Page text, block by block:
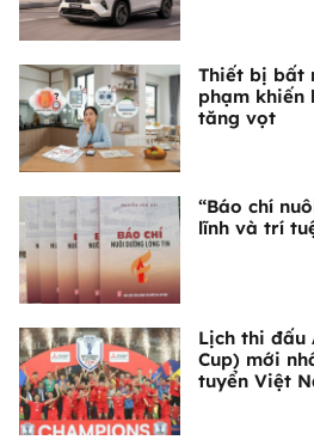
Thiết bị bất
phạm khiến
tăng vọt
“Báo chí
lĩnh và trí
Lịch thi đấu
Cup) mới
tuyển Việt